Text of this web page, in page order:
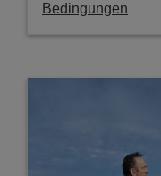
Bedingungen